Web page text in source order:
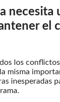
necesita
el
los
misma
inesperadas